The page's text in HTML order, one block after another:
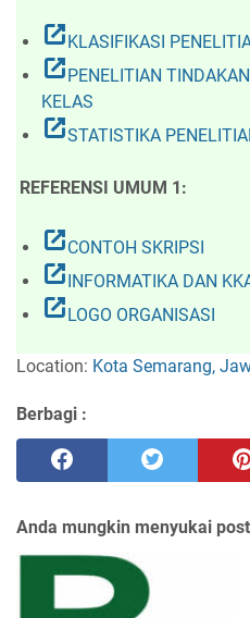
open_in_new KLASIFIKASI
open_in_new PENELITIAN TINDAKAN
KELAS
open_in_newSTATISTIKA
REFERENSI UMUM 1:
open_in_newCONTOH SKRIPSI
open_in_new INFORMATIKA DAN
open_in_new LOGO ORGANISASI
Location: Kota Semarang,
Berbagi :
Anda mungkin menyukai